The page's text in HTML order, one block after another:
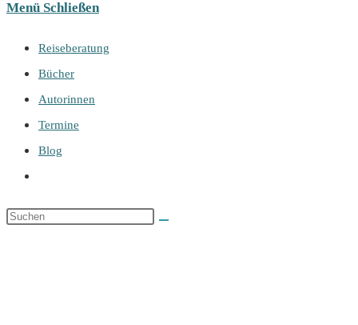
Menü Schließen
Reiseberatung
Bücher
Autorinnen
Termine
Blog
umschalten